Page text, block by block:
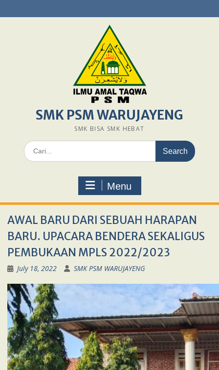
to
SMK PSM WARUJAYENG
SMK BISA SMK HEBAT
Search
for:
Menu
AWAL BARU DARI SEBUAH HARAPAN
BARU. UPACARA BENDERA SEKALIGUS
PEMBUKAAN MPLS 2022/2023
July 18, 2022 SMK PSM WARUJAYENG